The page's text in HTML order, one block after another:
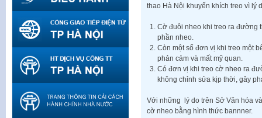
thao Hà Nội khuyến khích treo vì lý
Cờ đuôi nheo khi treo ra đường
phần nheo.
Còn một số đơn vị khi treo một
phản cảm và mất mỹ quan.
Có đơn vị khi treo cờ nheo ra
không chỉnh sửa kịp thời, gây
Với những lý do trên Sở Văn hóa
cờ nheo bằng hình thức bannner.